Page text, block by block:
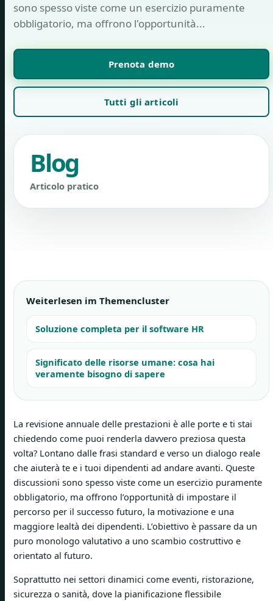
sono spesso viste come un esercizio puramente
obbligatorio, ma offrono l'opportunità...
Prenota demo
Tutti gli articoli
Blog
Articolo pratico
Weiterlesen im Themencluster
Soluzione completa per il software HR
Significato delle risorse umane: cosa hai
veramente bisogno di sapere
La revisione annuale delle prestazioni è alle porte e ti stai
chiedendo come puoi renderla davvero preziosa questa
volta? Lontano dalle frasi standard e verso un dialogo reale
che aiuterà te e i tuoi dipendenti ad andare avanti. Queste
discussioni sono spesso viste come un esercizio puramente
obbligatorio, ma offrono l’opportunità di impostare il
percorso per il successo futuro, la motivazione e una
maggiore lealtà dei dipendenti. L’obiettivo è passare da un
puro monologo valutativo a uno scambio costruttivo e
orientato al futuro.
Soprattutto nei settori dinamici come eventi, ristorazione,
sicurezza o sanità, dove la pianificazione flessibile